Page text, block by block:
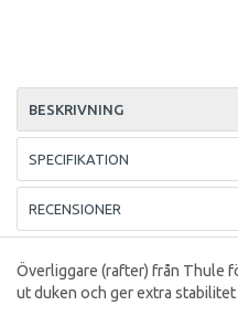
BESKRIVNING
SPECIFIKATION
RECENSIONER
Överliggare (rafter) från Thule
ut duken och ger extra stabilitet